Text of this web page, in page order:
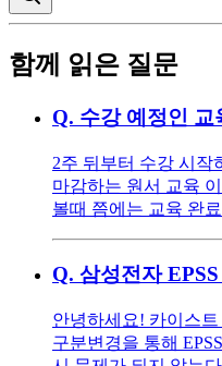
함께 읽은 질문
Q. 수강 예정인 교
2주 뒤부터 수강 시작
마감하는 원서 교육
볼때 쯤에는 교육 완
Q. 삼성전자
안녕하세요! 카이스
구분변경을 통해